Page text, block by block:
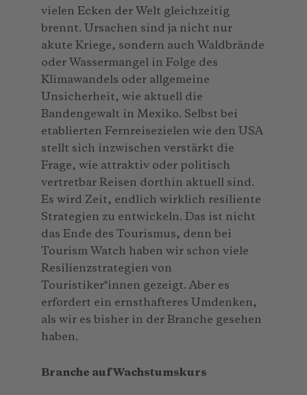
vielen Ecken der Welt gleichzeitig
brennt. Ursachen sind ja nicht nur
akute Kriege, sondern auch Waldbrände
oder Wassermangel in Folge des
Klimawandels oder allgemeine
Unsicherheit, wie aktuell die
Bandengewalt in Mexiko. Selbst bei
etablierten Fernreisezielen wie den USA
stellt sich inzwischen verstärkt die
Frage, wie attraktiv oder politisch
vertretbar Reisen dorthin aktuell sind.
Es wird Zeit, endlich wirklich resiliente
Strategien zu entwickeln. Das ist nicht
das Ende des Tourismus, denn bei
Tourism Watch haben wir schon viele
Resilienzstrategien von
Touristiker*innen gezeigt. Aber es
erfordert ein ernsthafteres Umdenken,
als wir es bisher in der Branche gesehen
haben.
Branche auf Wachstumskurs